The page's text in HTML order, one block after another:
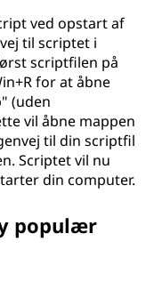
ved opstart af
til scriptet i
scriptfilen på
for at åbne
(uden
vil åbne mappen
til din scriptfil
Scriptet vil nu
din computer.
populær